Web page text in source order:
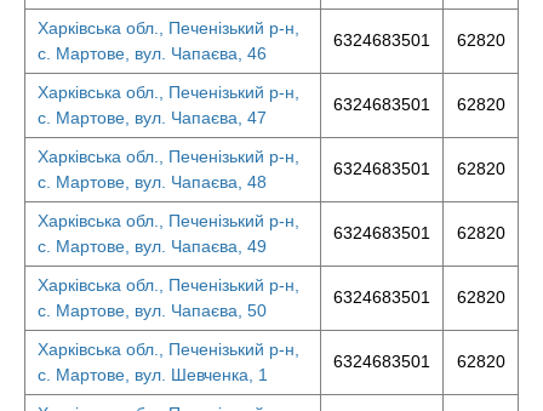
Харківська обл., Печенізький р-н,
с. Мартове, вул. Чапаєва, 46
6324683501 62820
Харківська обл., Печенізький р-н,
с. Мартове, вул. Чапаєва, 47
6324683501 62820
Харківська обл., Печенізький р-н,
с. Мартове, вул. Чапаєва, 48
6324683501 62820
Харківська обл., Печенізький р-н,
с. Мартове, вул. Чапаєва, 49
6324683501 62820
Харківська обл., Печенізький р-н,
с. Мартове, вул. Чапаєва, 50
6324683501 62820
Харківська обл., Печенізький р-н,
с. Мартове, вул. Шевченка, 1
6324683501 62820